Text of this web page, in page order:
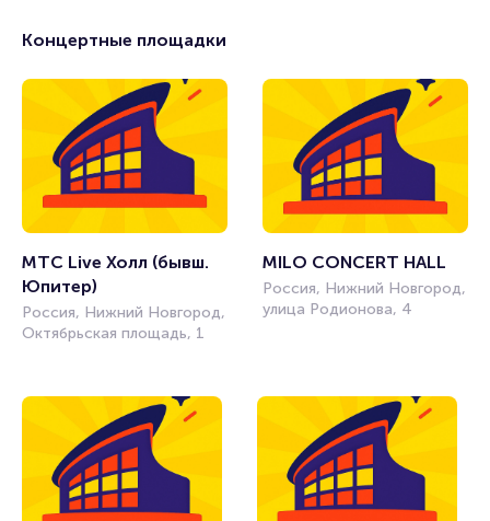
Концертные площадки
МТС Live Холл (бывш.
Юпитер)
Россия, Нижний Новгород,
Октябрьская площадь, 1
MILO CONCERT HALL
Россия, Нижний Новгород,
улица Родионова, 4